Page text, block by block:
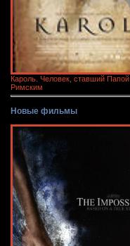
Кароль. Человек, ставший Папой
Римским
Новые фильмы